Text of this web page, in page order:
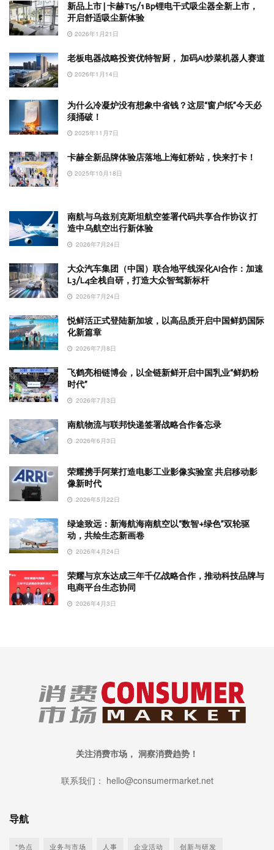
新品上市 | 卡赫T15/1 Bp锂电干式吸尘器全新上市，
开启舒适吸尘新体验
2026年1月21日
老板电器战略投资优特智厨， 加码AI炒菜机器人赛道
2026年1月14日
为什么冷凝炉没有想象中省钱？这层“窗户纸”今天必
须捅破！
2025年11月7日
卡赫全新品牌体验店落地上海虹桥站，快来打卡！
2025年10月18日
南航与乌兹别克斯坦航空签署代码共享合作协议 打
造中乌航空出行新体验
2026年7月24日
大众汽车集团（中国）联合地平线深化AI合作：加速
L3/L4全栈自研，打造大众智驾新标杆
2026年7月24日
悦鲜活正式登陆新加坡，以高品质开启中国鲜奶国际
化新篇章
2026年7月8日
飞鹤亮相链博会，以全链新鲜开启中国乳业“鲜奶粉
时代”
2026年7月3日
南航物流与联邦快递签署战略合作备忘录
2026年6月3日
荣耀携手阿莱打造电影工业影像实验室 共启移动影
像新时代
2026年5月22日
绿途致远：新海航海南航空以“数智+绿色”双轮驱
动，共绘生态新画卷
2026年4月24日
荣耀与京东达成三年千亿战略合作，推动科技品牌与
电商平台生态协同
2026年4月3日
关注消费市场， 洞察消费趋势！
联系我们： hello@consumermarket.net
导航
*热点 业务与市场 人事 企业活动 创新与研发